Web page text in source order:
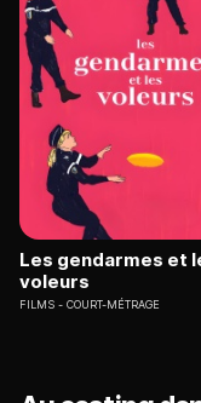
Les gendarmes et
voleurs
FILMS COURT-MÉTRAGE